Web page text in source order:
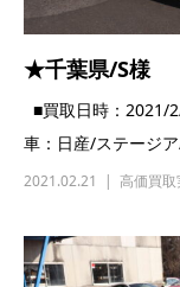
★千葉県/S様
■買取日時：2021/
車：日産/ステージ
2021.02.21 高価買取